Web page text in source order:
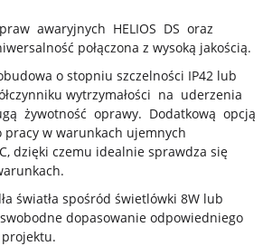
awaryjnych HELIOS DS oraz
połączona z wysoką jakością.
o stopniu szczelności IP42 lub
wytrzymałości na uderzenia
żywotność oprawy. Dodatkową opcją
pracy w warunkach ujemnych
dzięki czemu idealnie sprawdza się
światła spośród świetlówki 8W lub
dopasowanie odpowiedniego